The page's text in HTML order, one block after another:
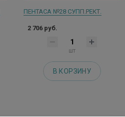
ПЕНТАСА №28 СУПП.РЕКТ.
2 706 руб.
шт
В КОРЗИНУ